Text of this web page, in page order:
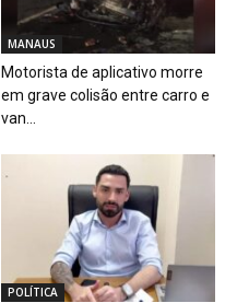
MANAUS
Motorista de aplicativo morre
em grave colisão entre carro e
van...
POLÍTICA